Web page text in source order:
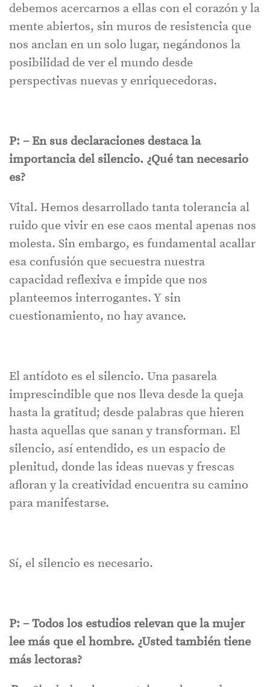
debemos acercarnos a ellas con el corazón y la
mente abiertos, sin muros de resistencia que
nos anclan en un solo lugar, negándonos la
posibilidad de ver el mundo desde
perspectivas nuevas y enriquecedoras.
P: – En sus declaraciones destaca la
importancia del silencio. ¿Qué tan necesario
es?
Vital. Hemos desarrollado tanta tolerancia al
ruido que vivir en ese caos mental apenas nos
molesta. Sin embargo, es fundamental acallar
esa confusión que secuestra nuestra
capacidad reflexiva e impide que nos
planteemos interrogantes. Y sin
cuestionamiento, no hay avance.
El antídoto es el silencio. Una pasarela
imprescindible que nos lleva desde la queja
hasta la gratitud; desde palabras que hieren
hasta aquellas que sanan y transforman. El
silencio, así entendido, es un espacio de
plenitud, donde las ideas nuevas y frescas
afloran y la creatividad encuentra su camino
para manifestarse.
Sí, el silencio es necesario.
P: – Todos los estudios relevan que la mujer
lee más que el hombre. ¿Usted también tiene
más lectoras?